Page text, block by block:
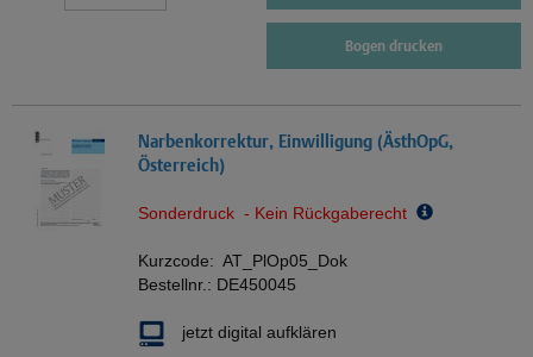
Bogen drucken
Narbenkorrektur, Einwilligung (ÄsthOpG,
Österreich)
Sonderdruck - Kein Rückgaberecht
Kurzcode: AT_PlOp05_Dok
Bestellnr.: DE450045
jetzt digital aufklären